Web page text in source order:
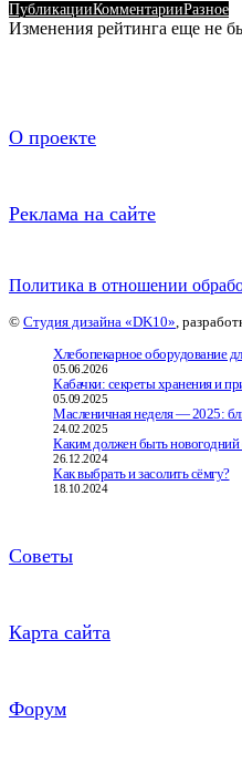
ПубликацииКомментарииРазное
Изменения рейтинга еще не
О проекте
Реклама на сайте
Политика в отношении
© Студия дизайна «DK10»,
Хлебопекарное оборудование
05.06.2026
Кабачки: секреты хранения и
05.09.2025
Масленичная неделя — 2025:
24.02.2025
Каким должен быть новогодний
26.12.2024
Как выбрать и засолить сёмгу?
18.10.2024
Советы
Карта сайта
Форум